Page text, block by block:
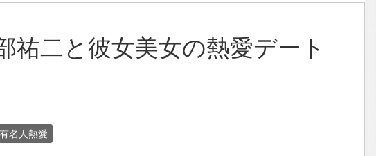
祐二と彼女美女の熱愛デート
有名人熱愛